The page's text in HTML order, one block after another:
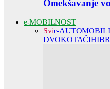
Omekšavanje
e-MOBILNOST
Svie-AUTOMOBILI
DVOKOTAČI